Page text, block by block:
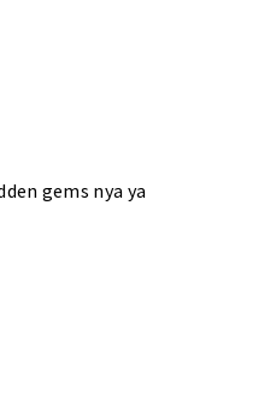
gems nya ya